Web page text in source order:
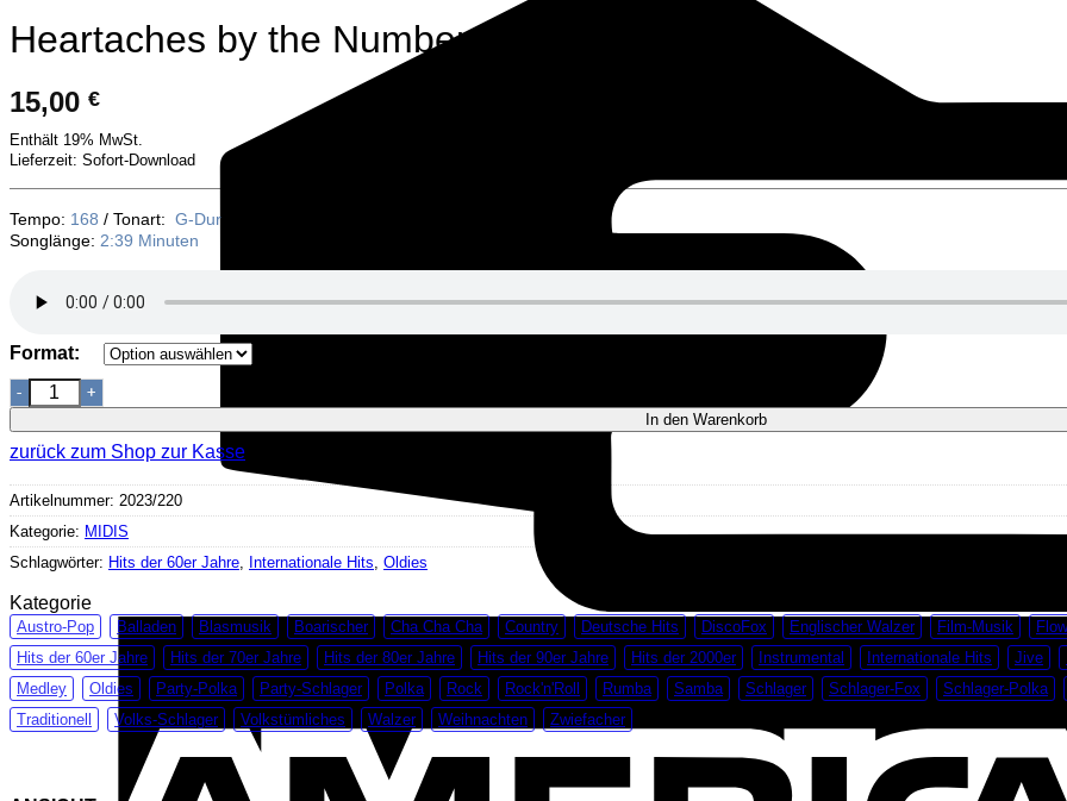
Heartaches by the Number
15,00 €
Enthält 19% MwSt.
Lieferzeit: Sofort-Download
Tempo: 168 / Tonart: G-Dur
Songlänge: 2:39 Minuten
Format:
Heartaches by the Number Menge
In den Warenkorb
zurück zum Shop zur Kasse
Artikelnummer: 2023/220
Kategorie: MIDIS
Schlagwörter: Hits der 60er Jahre Internationale Hits Oldies
Kategorie
Austro-Pop Balladen Blasmusik Boarischer Cha Cha Cha Country Deutsche Hits DiscoFox Englischer Walzer Film-Musik
Hits der 60er Jahre
Hits der 70er Jahre Hits der 80er Jahre Hits der 90er Jahre Hits der 2000er Instrumental Internationale Hits Jive
Medley
Oldies Party-Polka Party-Schlager Polka Rock Rock'n'Roll Rumba Samba Schlager Schlager-Fox
Schlager-Polka
Traditionell
Volks-Schlager Volkstümliches Walzer Weihnachten Zwiefacher